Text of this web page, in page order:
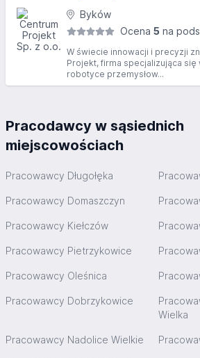
Byków
Ocena 5 na
W świecie innowacji i precyzji
Projekt, firma specjalizująca się
robotyce przemysłow...
Pracodawcy w sąsiednich
miejscowościach
Pracowawcy Długołęka
Pracowawcy Domaszczyn
Pracowawcy Kiełczów
Pracowawcy Pietrzykowice
Pracowawcy Oleśnica
Pracowawcy Dobrzykowice
Wielka
Pracowawcy Nadolice Wielkie